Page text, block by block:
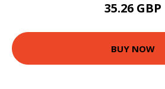
35.26 GBP
BUY NOW